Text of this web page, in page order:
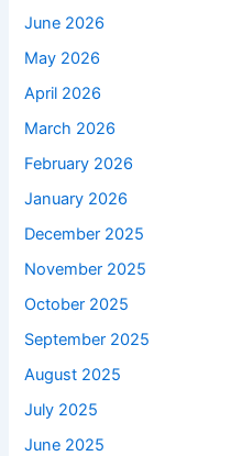
June 2026
May 2026
April 2026
March 2026
February 2026
January 2026
December 2025
November 2025
October 2025
September 2025
August 2025
July 2025
June 2025